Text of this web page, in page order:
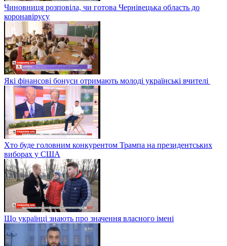
Чиновниця розповіла, чи готова Чернівецька область до
коронавірусу
Які фінансові бонуси отримають молоді українські вчителі
Хто буде головним конкурентом Трампа на президентських
виборах у США
Що українці знають про значення власного імені